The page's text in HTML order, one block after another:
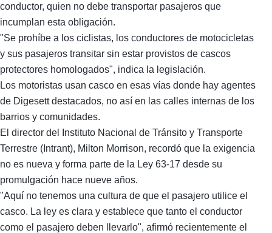
conductor, quien no debe transportar pasajeros que
incumplan esta obligación.
"Se prohíbe a los ciclistas, los conductores de motocicletas
y sus pasajeros transitar sin estar provistos de cascos
protectores homologados", indica la legislación.
Los motoristas usan casco en esas vías donde hay agentes
de Digesett destacados, no así en las calles internas de los
barrios y comunidades.
El director del Instituto Nacional de Tránsito y Transporte
Terrestre (Intrant), Milton Morrison, recordó que la exigencia
no es nueva y forma parte de la Ley 63-17 desde su
promulgación hace nueve años.
"Aquí no tenemos una cultura de que el pasajero utilice el
casco. La ley es clara y establece que tanto el conductor
como el pasajero deben llevarlo", afirmó recientemente el